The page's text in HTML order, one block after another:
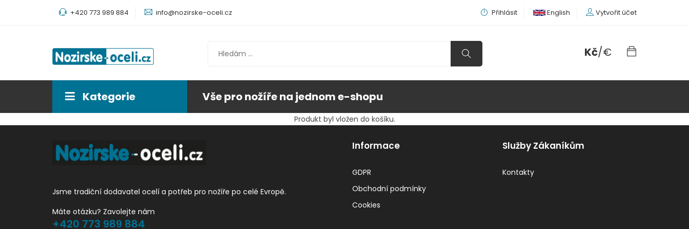
+420 773 989 884 info@nozirske-oceli.cz Přihlásit English Vytvořit účet
Kč/€
Kategorie Vše pro nožíře na jednom e-shopu
Produkt byl vložen do košíku.
Jsme tradiční dodavatel ocelí a potřeb pro nožíře po celé Evropě.
Máte otázku? Zavolejte nám
+420 773 989 884
Informace
GDPR
Obchodní podmínky
Cookies
Služby Zákaníkům
Kontakty